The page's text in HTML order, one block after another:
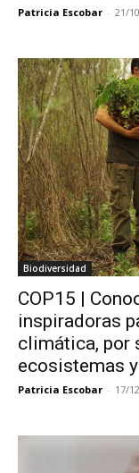
Patricia Escobar - 21/
Biodiversidad
COP15 |
inspiradoras
climática, por
ecosistemas
Patricia Escobar - 17/